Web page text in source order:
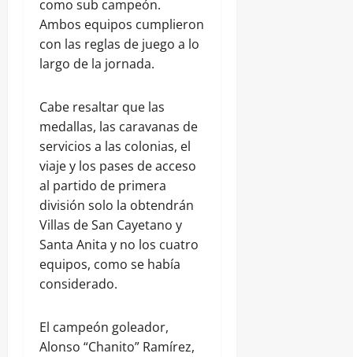
como sub campeón.
Ambos equipos cumplieron
con las reglas de juego a lo
largo de la jornada.
Cabe resaltar que las
medallas, las caravanas de
servicios a las colonias, el
viaje y los pases de acceso
al partido de primera
división solo la obtendrán
Villas de San Cayetano y
Santa Anita y no los cuatro
equipos, como se había
considerado.
El campeón goleador,
Alonso “Chanito” Ramírez,